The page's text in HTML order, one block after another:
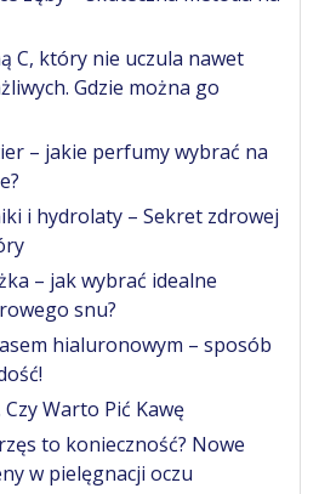
C, który nie uczula nawet
Gdzie można go
– jakie perfumy wybrać na
i hydrolaty – Sekret zdrowej
– jak wybrać idealne
snu?
hialuronowym – sposób
Warto Pić Kawę
to konieczność? Nowe
w pielęgnacji oczu